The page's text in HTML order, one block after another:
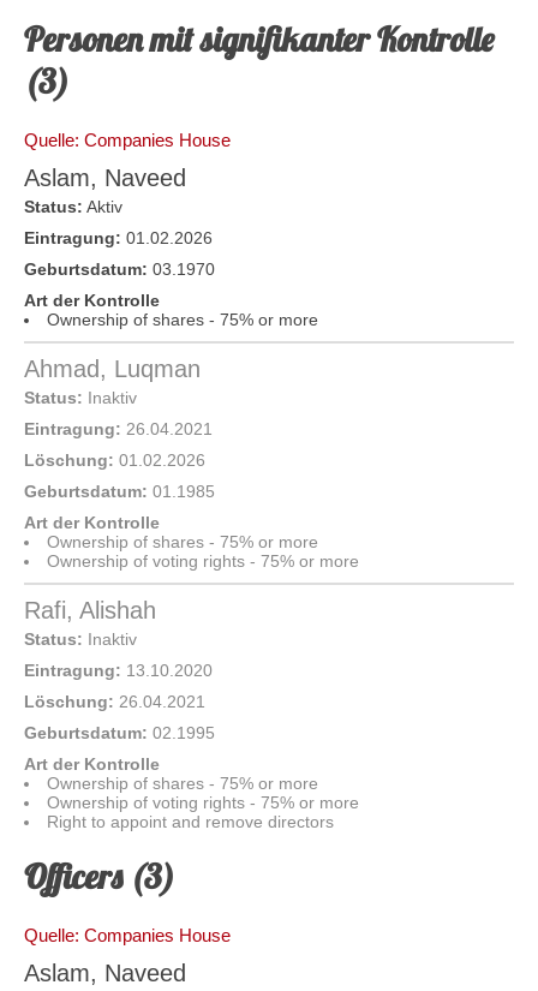
Personen mit signifikanter Kontrolle
(3)
Quelle: Companies House
Aslam, Naveed
Status: Aktiv
Eintragung: 01.02.2026
Geburtsdatum: 03.1970
Art der Kontrolle
Ownership of shares - 75% or more
Ahmad, Luqman
Status: Inaktiv
Eintragung: 26.04.2021
Löschung: 01.02.2026
Geburtsdatum: 01.1985
Art der Kontrolle
Ownership of shares - 75% or more
Ownership of voting rights - 75% or more
Rafi, Alishah
Status: Inaktiv
Eintragung: 13.10.2020
Löschung: 26.04.2021
Geburtsdatum: 02.1995
Art der Kontrolle
Ownership of shares - 75% or more
Ownership of voting rights - 75% or more
Right to appoint and remove directors
Officers (3)
Quelle: Companies House
Aslam, Naveed